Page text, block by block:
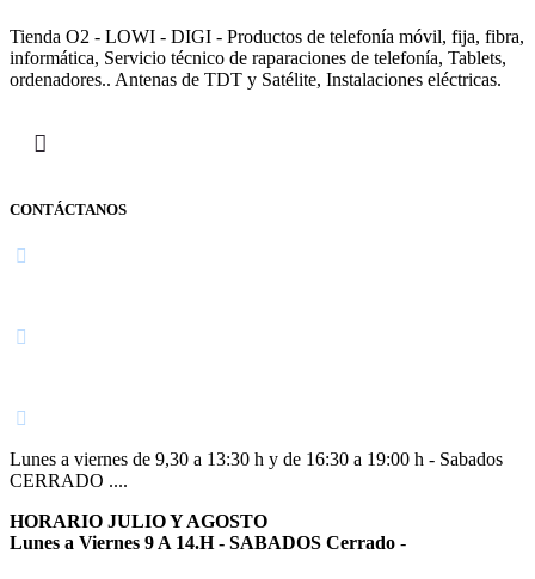
Tienda O2 - LOWI - DIGI - Productos de telefonía móvil, fija, fibra,
informática, Servicio técnico de raparaciones de telefonía, Tablets,
ordenadores.. Antenas de TDT y Satélite, Instalaciones eléctricas.
CONTÁCTANOS
Lunes a viernes de 9,30 a 13:30 h y de 16:30 a 19:00 h - Sabados
CERRADO ....
HORARIO JULIO Y AGOSTO
Lunes a Viernes 9 A 14.H - SABADOS Cerrado -